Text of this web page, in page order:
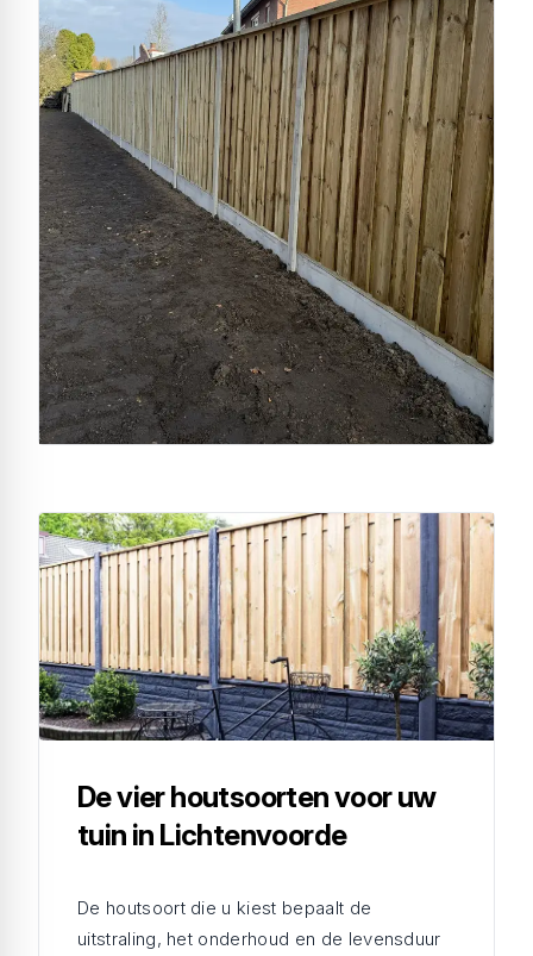
De vier houtsoorten voor uw
tuin in Lichtenvoorde
De houtsoort die u kiest bepaalt de
uitstraling, het onderhoud en de levensduur